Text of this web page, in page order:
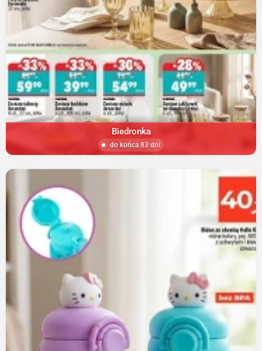
Biedronka
do końca 83 dni